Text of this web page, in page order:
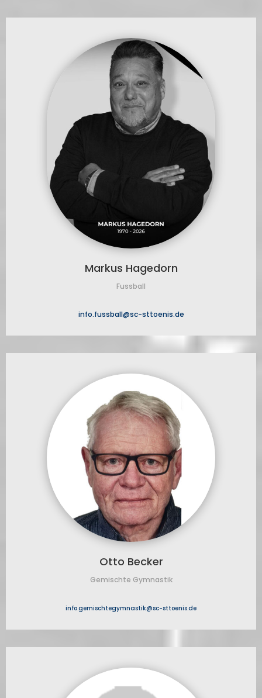
Markus Hagedorn
Fussball
info.fussball@sc-sttoenis.de
Otto Becker
Gemischte Gymnastik
info.gemischtegymnastik@sc-sttoenis.de